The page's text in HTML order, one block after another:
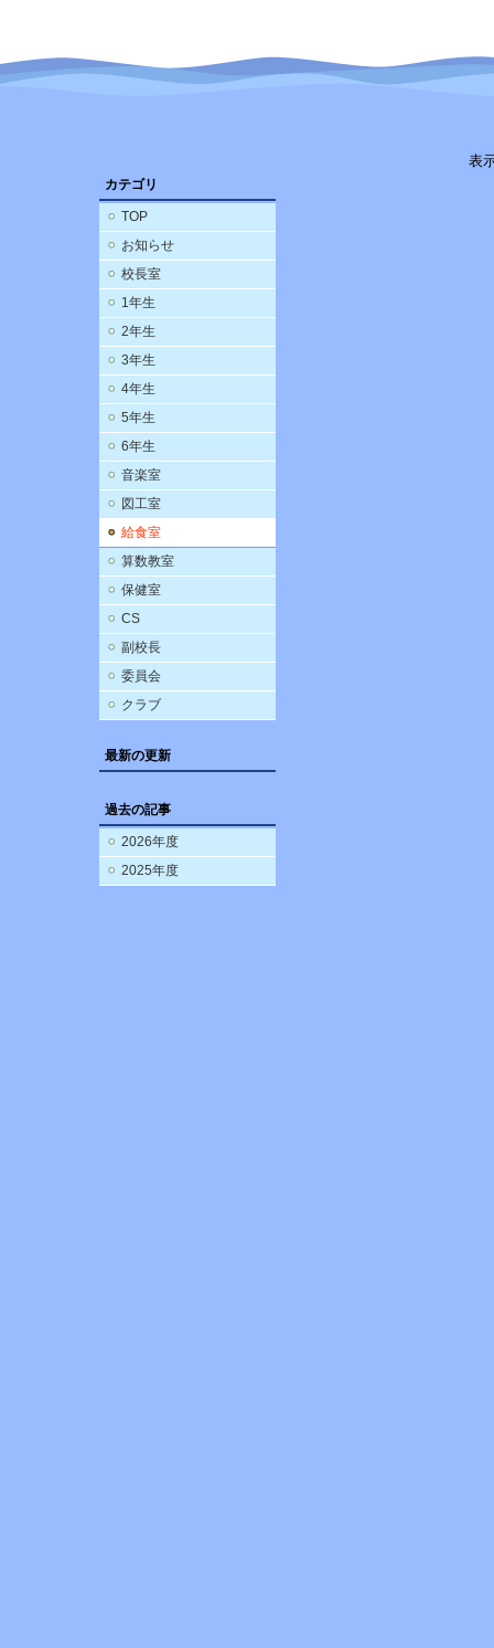
カテゴリ
TOP
お知らせ
校長室
1年生
2年生
3年生
4年生
5年生
6年生
音楽室
図工室
給食室
算数教室
保健室
CS
副校長
委員会
クラブ
最新の更新
過去の記事
2026年度
2025年度
表